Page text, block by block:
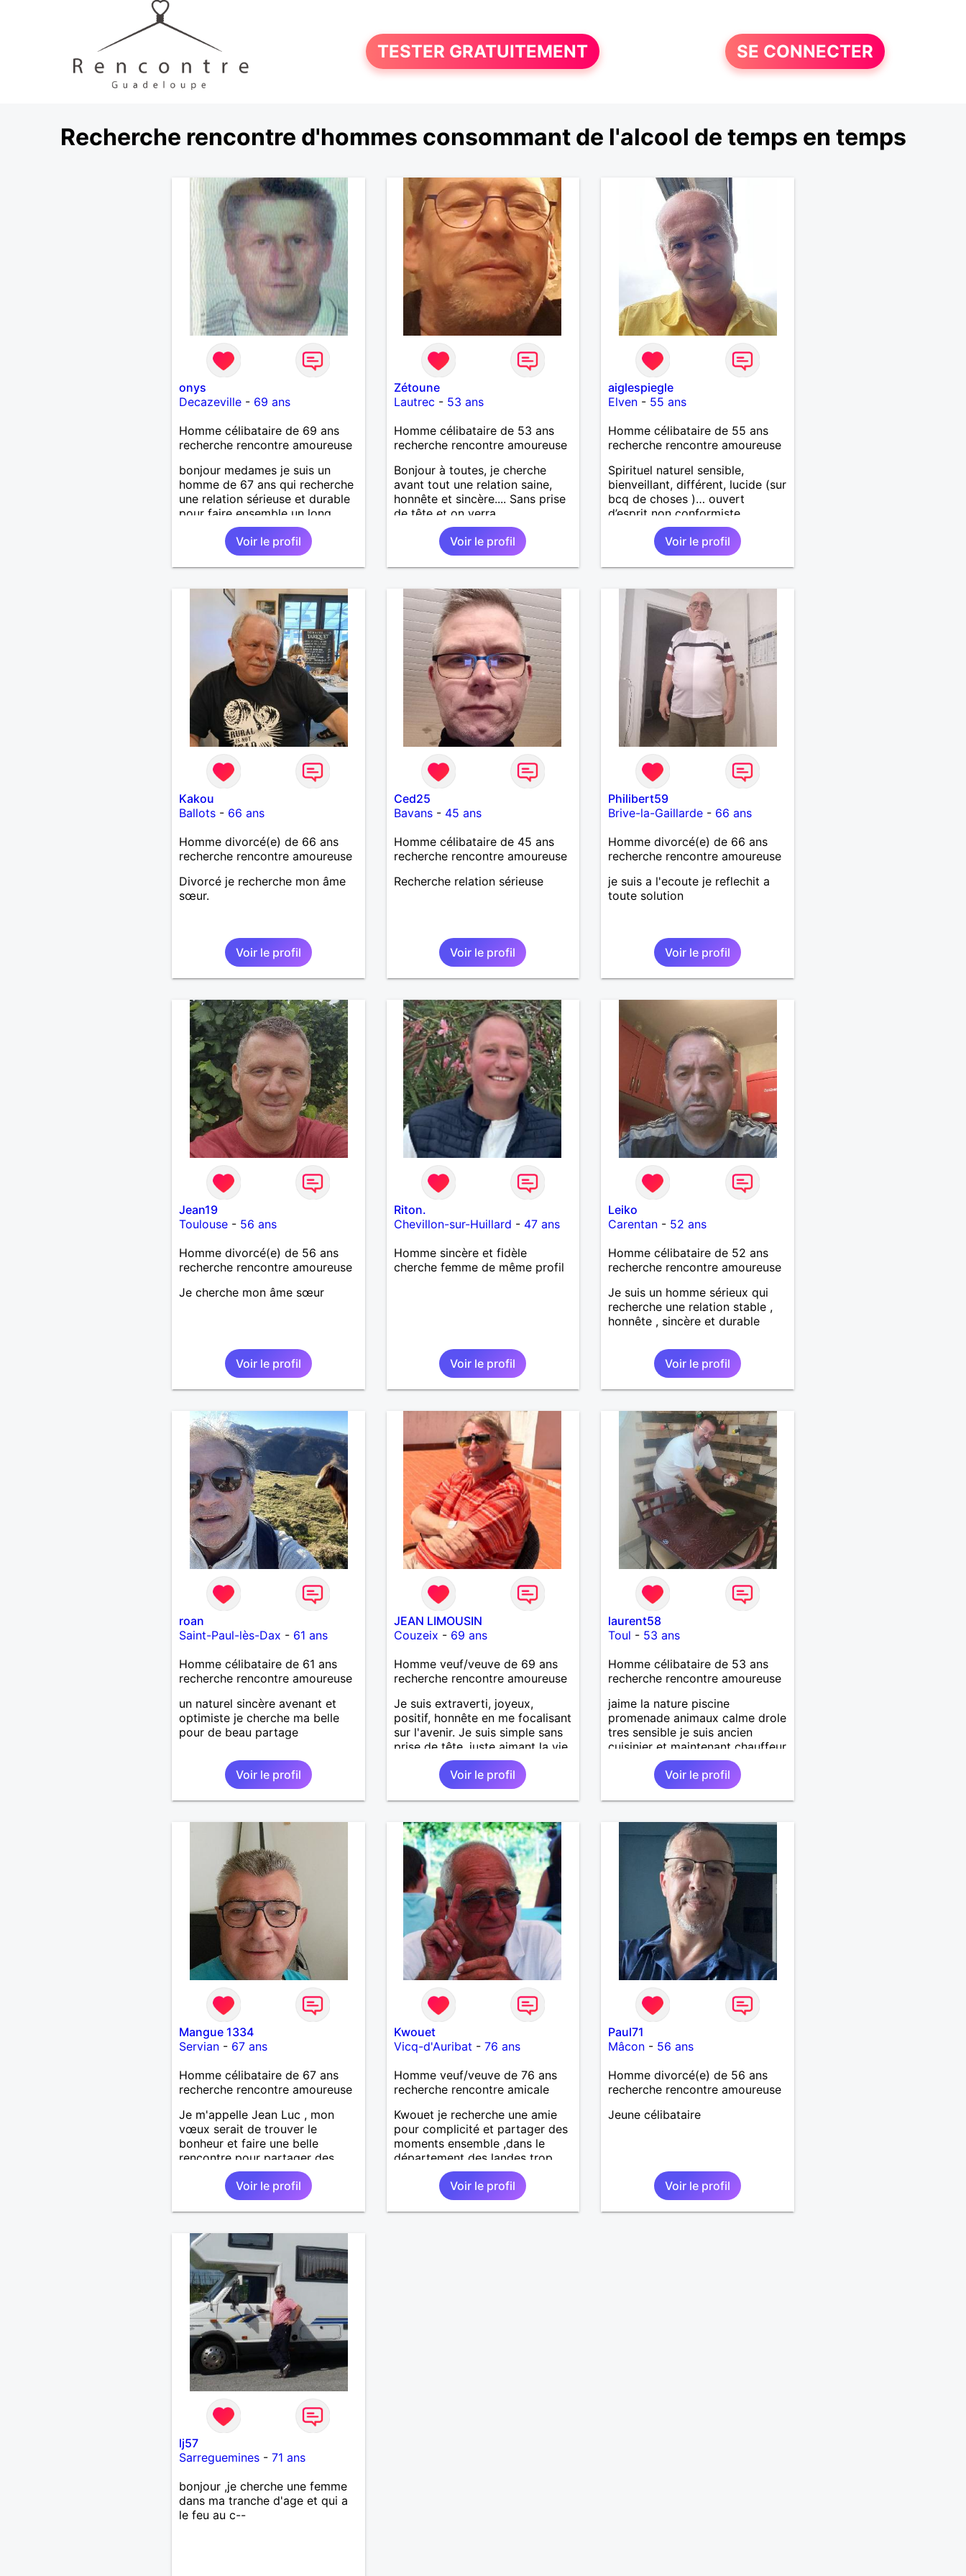
TESTER GRATUITEMENT SE CONNECTER
Recherche rencontre d'hommes consommant de l'alcool de temps en temps
onys
Decazeville- 69 ans
Homme célibataire de 69 ans
recherche rencontre amoureuse
bonjour medames je suis un
homme de 67 ans qui recherche
une relation sérieuse et durable
pour faire ensemble un long
chemin avec tout le bonheur de
l'amour qu'on saura se donner.
Voir le profil
Zétoune
Lautrec - 53 ans
Homme célibataire de 53 ans
recherche rencontre amoureuse
Bonjour à toutes, je cherche
avant tout une relation saine,
honnête et sincère.... Sans prise
de tête et on verra
Voir le profil
aiglespiegle
Elven - 55 ans
Homme célibataire de 55 ans
recherche rencontre amoureuse
Spirituel naturel sensible,
bienveillant, différent, lucide (sur
bcq de choses )… ouvert
d’esprit non conformiste.
Recherche en l’autre un peu la
même chose…Voir le profil
Kakou
Ballots- 66 ans
Homme divorcé(e) de 66 ans
recherche rencontre amoureuse
Divorcé je recherche mon âme
sœur.
Voir le profil
Ced25
Bavans- 45 ans
Homme célibataire de 45 ans
recherche rencontre amoureuse
Recherche relation sérieuse
Voir le profil
Philibert59
Brive-la-Gaillarde - 66 ans
Homme divorcé(e) de 66 ans
recherche rencontre amoureuse
je suis a l'ecoute je reflechit a
toute solution
Voir le profil
Jean19
Toulouse- 56 ans
Homme divorcé(e) de 56 ans
recherche rencontre amoureuse
Je cherche mon âme sœur
Voir le profil
Riton.
Chevillon-sur-Huillard - 47 ans
Homme sincère et fidèle
cherche femme de même profil
Voir le profil
Leiko
Carentan - 52 ans
Homme célibataire de 52 ans
recherche rencontre amoureuse
Je suis un homme sérieux qui
recherche une relation stable ,
honnête , sincère et durable
Voir le profil
roan
Saint-Paul-lès-Dax - 61 ans
Homme célibataire de 61 ans
recherche rencontre amoureuse
un naturel sincère avenant et
optimiste je cherche ma belle
pour de beau partage
Voir le profil
JEAN LIMOUSIN
Couzeix - 69 ans
Homme veuf/veuve de 69 ans
recherche rencontre amoureuse
Je suis extraverti, joyeux,
positif, honnête en me focalisant
sur l'avenir. Je suis simple sans
prise de tête, juste aimant la vie.
Toujours en pensées positives,
heureux de vivre. Malgré mon
veuvage je me tourne vers
l'avenir pour une deuxième vie
tendresse et pourquoi pas par la
suite d'amour. Déjà dans un
premier temps, se connaître,
puis s'apprécier et ensuite
l'avenir nous le dira N'ayez pas
peur du niveau d'étude, je ne me
prends pas la tête sur ce niveau.
Mon meilleurs diplôme étant le
CEP certificat d'étude primaire.
Avec ce diplôme on sait que je
sais lire, écrire et compter. En
raison de mes principes je ne
corresponds pas avec les
demoiselles approchant les
moins de 60 ans
Voir le profil
laurent58
Toul - 53 ans
Homme célibataire de 53 ans
recherche rencontre amoureuse
jaime la nature piscine
promenade animaux calme drole
tres sensible je suis ancien
cuisinier et maintenant chauffeur
de bus jai un chien et un chat
recherche relation durable
Voir le profil
Mangue 1334
Servian- 67 ans
Homme célibataire de 67 ans
recherche rencontre amoureuse
Je m'appelle Jean Luc , mon
vœux serait de trouver le
bonheur et faire une belle
rencontre pour partager des
beaux moments et de crée une
relation saine , sérieuse et solide
, je suis ouvert et curieux de
tout
Voir le profil
Kwouet
Vicq-d'Auribat - 76 ans
Homme veuf/veuve de 76 ans
recherche rencontre amicale
Kwouet je recherche une amie
pour complicité et partager des
moments ensemble ,dans le
département des landes trop
loin c'est dèja un échec car la
distance est difficile a tenir ,je
vous remercie par avance bonne
journée ,
Voir le profil
Paul71
Mâcon - 56 ans
Homme divorcé(e) de 56 ans
recherche rencontre amoureuse
Jeune célibataire
Voir le profil
lj57
Sarreguemines- 71 ans
bonjour ,je cherche une femme
dans ma tranche d'age et qui a
le feu au c--